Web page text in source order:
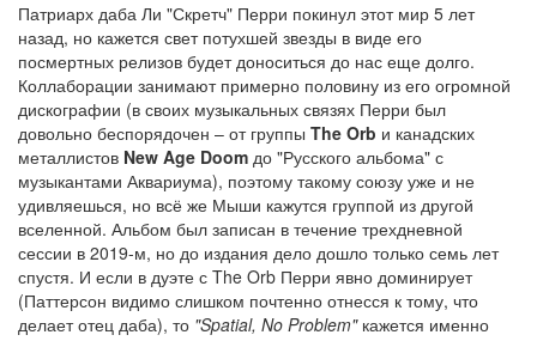
Патриарх даба Ли "Скретч" Перри покинул этот мир 5 лет
назад, но кажется свет потухшей звезды в виде его
посмертных релизов будет доноситься до нас еще долго.
Коллаборации занимают примерно половину из его огромной
дискографии (в своих музыкальных связях Перри был
довольно беспорядочен – от группы The Orb и канадских
металлистов New Age Doom до "Русского альбома" с
музыкантами Аквариума), поэтому такому союзу уже и не
удивляешься, но всё же Мыши кажутся группой из другой
вселенной. Альбом был записан в течение трехдневной
сессии в 2019-м, но до издания дело дошло только семь лет
спустя. И если в дуэте с The Orb Перри явно доминирует
(Паттерсон видимо слишком почтенно отнесся к тому, что
делает отец даба), то "Spatial, No Problem"кажется именно